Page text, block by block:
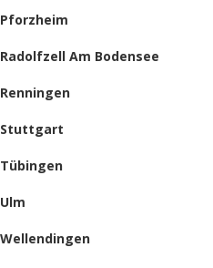
Pforzheim
Radolfzell Am Bodensee
Renningen
Stuttgart
Tübingen
Ulm
Wellendingen